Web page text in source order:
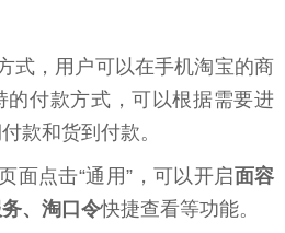
式，用户可以在手机淘宝的商
的付款方式，可以根据需要进
款和货到付款。
面点击“通用”，可以开启面容
、淘口令快捷查看等功能。